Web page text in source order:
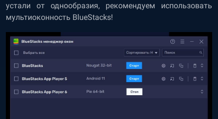
устали от однообразия, рекомендуем использовать
мультиоконность BlueStacks!